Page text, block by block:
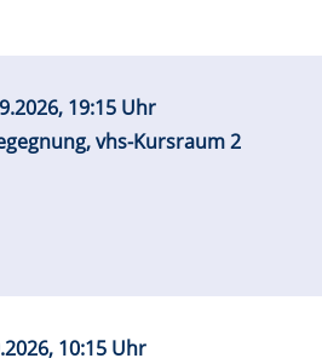
19:15 Uhr
vhs-Kursraum 2
10:15 Uhr